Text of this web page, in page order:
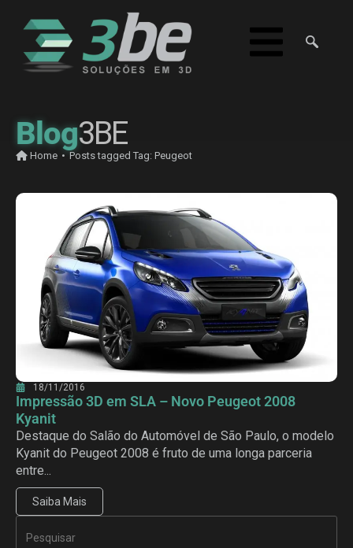
Blog3BE
Home • Posts tagged Tag: Peugeot
18/11/2016
Impressão 3D em SLA – Novo Peugeot 2008
Kyanit
Destaque do Salão do Automóvel de São Paulo, o modelo
Kyanit do Peugeot 2008 é fruto de uma longa parceria
entre...
Saiba Mais